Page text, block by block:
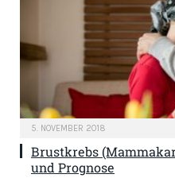
5. NOVEMBER 2018
Brustkrebs
und Prognose